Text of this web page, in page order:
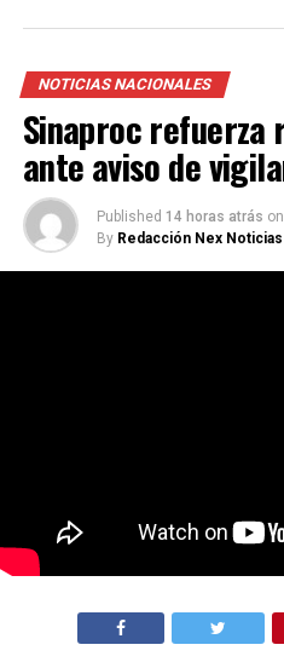
NOTICIAS NACIONALES
Sinaproc refuerza
ante aviso de
Published 14 horas atrás on
By Redacción Nex Noticias